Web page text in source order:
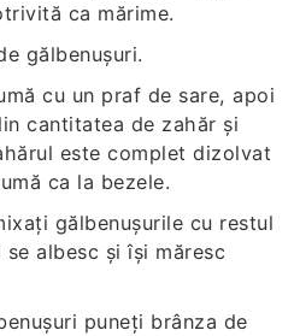
ca mărime.
gălbenușuri.
cu un praf de sare, apoi
cantitatea de zahăr și
este complet dizolvat
ca la bezele.
gălbenușurile cu restul
albesc și își măresc
puneți brânza de